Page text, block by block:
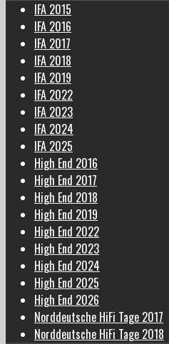
IFA 2015
IFA 2016
IFA 2017
IFA 2018
IFA 2019
IFA 2022
IFA 2023
IFA 2024
IFA 2025
High End 2016
High End 2017
High End 2018
High End 2019
High End 2022
High End 2023
High End 2024
High End 2025
High End 2026
Norddeutsche HiFi Tage 2017
Norddeutsche HiFi Tage 2018